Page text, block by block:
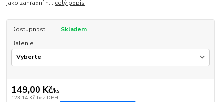
jako zahradní h... celý popis
Dostupnost
Skladem
Balenie
149,00 Kč/ks
123,14 Kč bez DPH